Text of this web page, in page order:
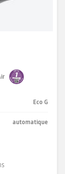
Eco G
automatique